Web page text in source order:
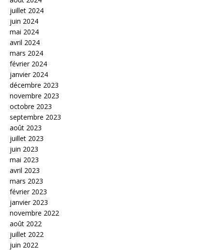
juillet 2024
juin 2024
mai 2024
avril 2024
mars 2024
février 2024
janvier 2024
décembre 2023
novembre 2023
octobre 2023
septembre 2023
août 2023
juillet 2023
juin 2023
mai 2023
avril 2023
mars 2023
février 2023
janvier 2023
novembre 2022
août 2022
juillet 2022
juin 2022